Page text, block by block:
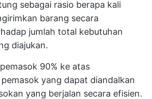
sebagai rasio berapa kali
barang secara
jumlah total kebutuhan
diajukan.
90% ke atas
yang dapat diandalkan
yang berjalan secara efisien.